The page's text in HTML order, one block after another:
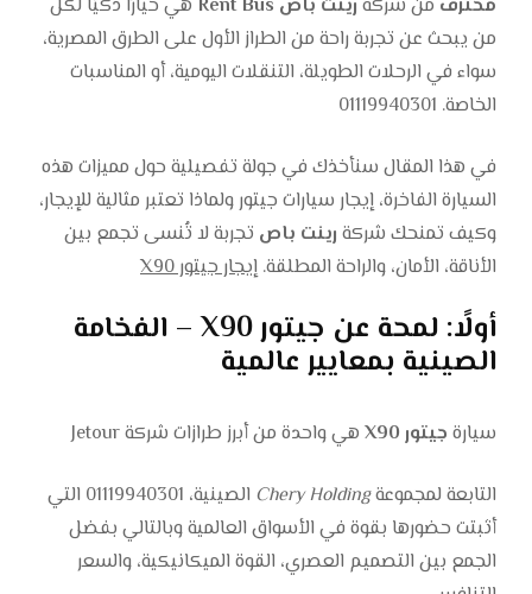
محترف من شركة رينت باص Rent Bus
هي خيارًا ذكيًا لكل
من يبحث عن تجربة راحة من الطراز الأول على الطرق المصرية،
سواء في الرحلات الطويلة، التنقلات اليومية، أو المناسبات
الخاصة. 01119940301
في هذا المقال سنأخذك في جولة تفصيلية حول مميزات هذه
السيارة الفاخرة، إيجار سيارات جيتور ولماذا تعتبر مثالية للإيجار،
وكيف تمنحك شركة رينت باص تجربة لا تُنسى تجمع بين
الأناقة، الأمان، والراحة المطلقة.إيجار جيتور X90
أولًا: لمحة عن جيتور X90 – الفخامة
الصينية بمعايير عالمية
سيارة جيتور X90 هي واحدة من أبرز طرازات شركة Jetour
التابعة لمجموعةChery Holding
الصينية، 01119940301 التي
أثبتت حضورها بقوة في الأسواق العالمية وبالتالي بفضل
الجمع بين التصميم العصري، القوة الميكانيكية، والسعر